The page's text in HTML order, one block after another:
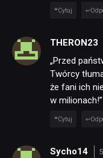
Cytuj
THERON23
„Przed
Twórcy
że fani ich
w milionach!”
Cytuj
Sycho14